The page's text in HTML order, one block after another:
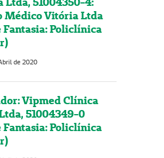
Médico Vitória Ltda
Fantasia: Policlínica
de 2020
Vipmed Clínica
51004349-0
Fantasia: Policlínica